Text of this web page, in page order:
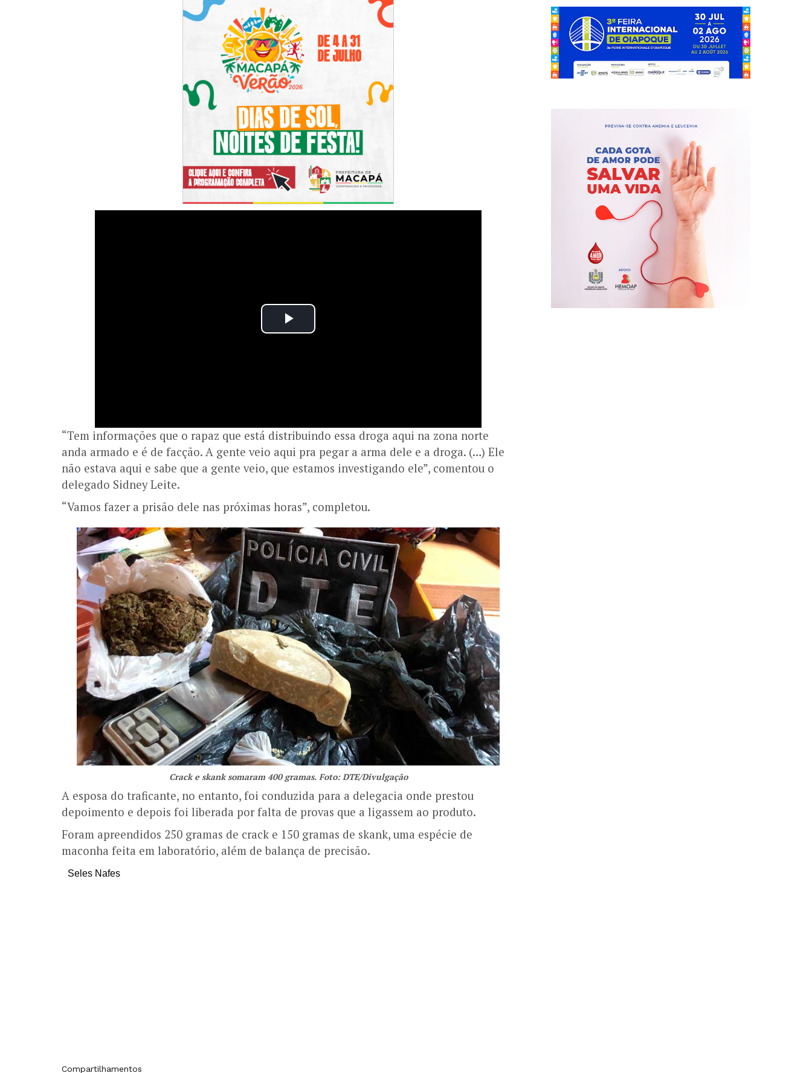
“Tem informações que o rapaz que está distribuindo essa droga aqui na zona norte
anda armado e é de facção. A gente veio aqui pra pegar a arma dele e a droga. (…) Ele
não estava aqui e sabe que a gente veio, que estamos investigando ele”, comentou o
delegado Sidney Leite.
“Vamos fazer a prisão dele nas próximas horas”, completou.
Crack e skank somaram 400 gramas. Foto: DTE/Divulgação
A esposa do traficante, no entanto, foi conduzida para a delegacia onde prestou
depoimento e depois foi liberada por falta de provas que a ligassem ao produto.
Foram apreendidos 250 gramas de crack e 150 gramas de skank, uma espécie de
maconha feita em laboratório, além de balança de precisão.
Seles Nafes
Compartilhamentos